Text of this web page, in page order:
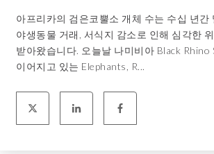
아프리카의 검은코뿔소 개체 수는 수십 년간
야생동물 거래, 서식지 감소로 인해 심각한
받아왔습니다. 오늘날 나미비아 Black Rhino
이어지고 있는 Elephants, R...